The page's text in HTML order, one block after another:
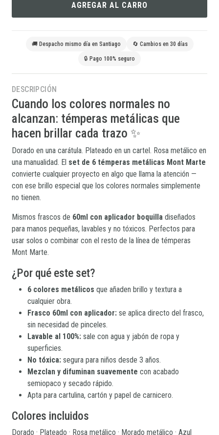
AGREGAR AL CARRO
🚚 Despacho mismo día en Santiago 🔄 Cambios en 30 días
🔒 Pago 100% seguro
DESCRIPCIÓN
Cuando los colores normales no
alcanzan: témperas metálicas que
hacen brillar cada trazo ✨
Dorado en una carátula. Plateado en un cartel. Rosa metálico en
una manualidad. El set de 6 témperas metálicas Mont Marte
convierte cualquier proyecto en algo que llama la atención —
con ese brillo especial que los colores normales simplemente
no tienen.
Mismos frascos de 60ml con aplicador boquilla diseñados
para manos pequeñas, lavables y no tóxicos. Perfectos para
usar solos o combinar con el resto de la línea de témperas
Mont Marte.
¿Por qué este set?
6 colores metálicos que añaden brillo y textura a
cualquier obra.
Frasco 60ml con aplicador: se aplica directo del frasco,
sin necesidad de pinceles.
Lavable al 100%: sale con agua y jabón de ropa y
superficies.
No tóxica: segura para niños desde 3 años.
Mezclan y difuminan suavemente con acabado
semiopaco y secado rápido.
Apta para cartulina, cartón y papel de carnicero.
Colores incluidos
Dorado · Plateado · Rosa metálico · Morado metálico · Azul